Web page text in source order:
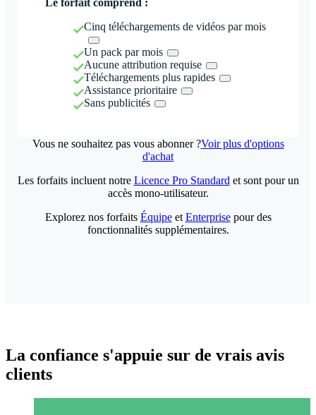
Cinq téléchargements de vidéos par mois
Un pack par mois
Aucune attribution requise
Téléchargements plus rapides
Assistance prioritaire
Sans publicités
Vous ne souhaitez pas vous abonner ?Voir plus d'options
d'achat
Les forfaits incluent notre Licence Pro Standard et sont pour un
accès mono-utilisateur.
Explorez nos forfaits Équipeet Enterprisepour des
fonctionnalités supplémentaires.
La confiance s'appuie sur de vrais avis
clients